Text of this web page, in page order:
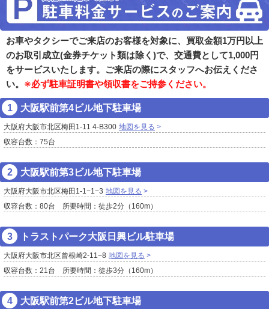
お車やタクシーでご来店のお客様を対象に、買取金額1万円以上
のお取引成立(金券チケット類は除く)で、交通費として1,000円
をサービスいたします。ご来店の際にスタッフへお伝えくださ
い。 ※必ず駐車証明書や領収書をご持参ください。
大阪駅前第4ビル地下駐車場
大阪府大阪市北区梅田1-11 4-B300 地図を見る
収容台数：75台
大阪駅前第3ビル地下駐車場
大阪府大阪市北区梅田1-1−1−3 地図を見る
収容台数：80台 所要時間：徒歩2分（160m）
トラストパーク大阪日興ビル駐車場
大阪府大阪市北区曾根崎2-11−8 地図を見る
収容台数：21台 所要時間：徒歩3分（160m）
大阪駅前第2ビル地下駐車場